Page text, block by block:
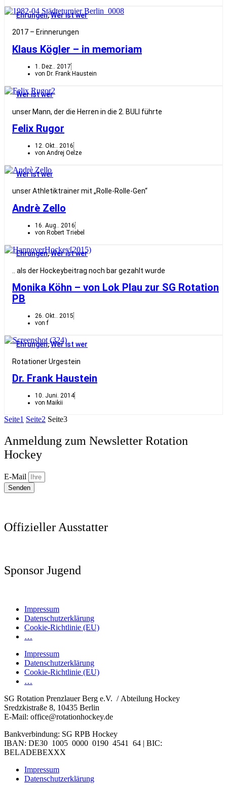
Ehrungen,Wer ist wer
2017 – Erinnerungen
Klaus Kögler – in memoriam
1. Dez.. 2017
von Dr. Frank Haustein
Wer ist wer
unser Mann, der die Herren in die 2. BULI führte
Felix Rugor
12. Okt.. 2016
von Andrej Oelze
Wer ist wer
unser Athletiktrainer mit „Rolle-Rolle-Gen“
Andrè Zello
16. Aug.. 2016
von Robert Triebel
Ehrungen,Wer ist wer
.. als der Hockeybeitrag noch bar gezahlt wurde
Monika Köhn – von Lok Plau zur SG Rotation
PB
26. Okt.. 2015
von f
Ehrungen,Wer ist wer
Rotationer Urgestein
Dr. Frank Haustein
10. Juni. 2014
von Maikii
Seite1 Seite2 Seite3
Anmeldung zum Newsletter Rotation
Hockey
E-Mail
Senden
Offizieller Ausstatter
Sponsor Jugend
Impressum
Datenschutzerklärung
Cookie-Richtlinie (EU)
…
Impressum
Datenschutzerklärung
Cookie-Richtlinie (EU)
…
SG Rotation Prenzlauer Berg e.V. / Abteilung Hockey
Sredzkistraße 8, 10435 Berlin
E-Mail: office@rotationhockey.de
Bankverbindung: SG RPB Hockey
IBAN: DE30 1005 0000 0190 4541 64 | BIC:
BELADEBEXXX
Impressum
Datenschutzerklärung